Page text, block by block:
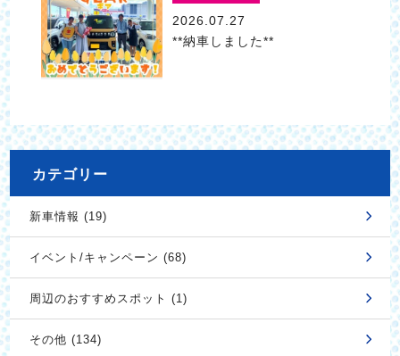
2026.07.27
**納車しました**
カテゴリー
新車情報 (19)
イベント/キャンペーン (68)
周辺のおすすめスポット (1)
その他 (134)